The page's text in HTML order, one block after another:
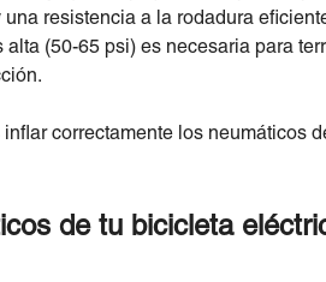
resistencia a la rodadura
(50-65 psi) es necesaria para
correctamente los neumáticos
de tu bicicleta